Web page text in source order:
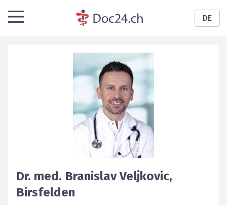
DE
Dr. med. Branislav Veljkovic,
Birsfelden